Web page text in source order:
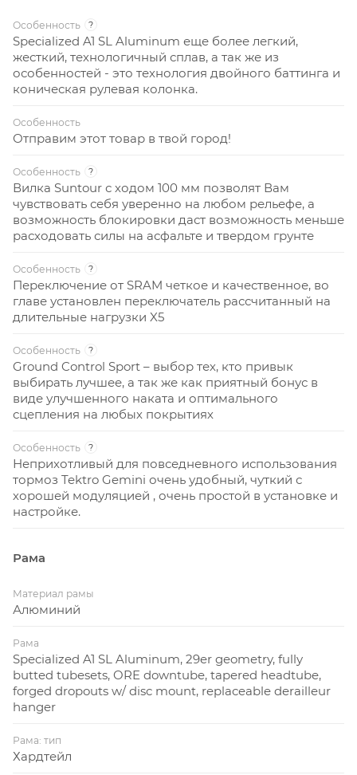
Особенность ?
Specialized A1 SL Aluminum еще более легкий,
жесткий, технологичный сплав, а так же из
особенностей - это технология двойного баттинга и
коническая рулевая колонка.
Особенность
Отправим этот товар в твой город!
Особенность ?
Вилка Suntour с ходом 100 мм позволят Вам
чувствовать себя уверенно на любом рельефе, а
возможность блокировки даст возможность меньше
расходовать силы на асфальте и твердом грунте
Особенность ?
Переключение от SRAM четкое и качественное, во
главе установлен переключатель рассчитанный на
длительные нагрузки X5
Особенность ?
Ground Control Sport – выбор тех, кто привык
выбирать лучшее, а так же как приятный бонус в
виде улучшенного наката и оптимального
сцепления на любых покрытиях
Особенность ?
Неприхотливый для повседневного использования
тормоз Tektro Gemini очень удобный, чуткий с
хорошей модуляцией , очень простой в установке и
настройке.
Рама
Материал рамы
Алюминий
Рама
Specialized A1 SL Aluminum, 29er geometry, fully
butted tubesets, ORE downtube, tapered headtube,
forged dropouts w/ disc mount, replaceable derailleur
hanger
Рама: тип
Хардтейл